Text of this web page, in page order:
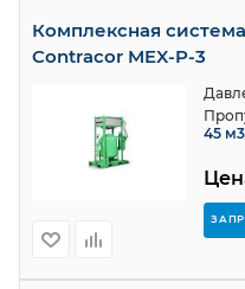
Комплексная
Contracor MEX-P-3
45